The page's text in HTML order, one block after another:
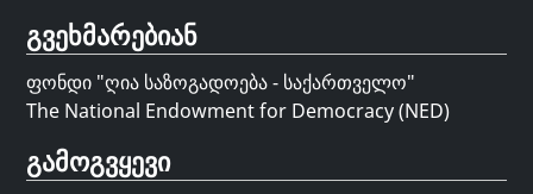
გვეხმარებიან
ფონდი "ღია საზოგადოება - საქართველო"
The National Endowment for Democracy (NED)
გამოგვყევი